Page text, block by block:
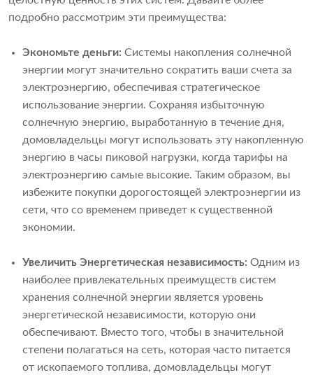
подробно рассмотрим эти преимущества:
Экономьте деньги: Системы накопления солнечной
энергии могут значительно сократить ваши счета за
электроэнергию, обеспечивая стратегическое
использование энергии. Сохраняя избыточную
солнечную энергию, выработанную в течение дня,
домовладельцы могут использовать эту накопленную
энергию в часы пиковой нагрузки, когда тарифы на
электроэнергию самые высокие. Таким образом, вы
избежите покупки дорогостоящей электроэнергии из
сети, что со временем приведет к существенной
экономии.
Увеличить Энергетическая независимость: Одним из
наиболее привлекательных преимуществ систем
хранения солнечной энергии является уровень
энергетической независимости, которую они
обеспечивают. Вместо того, чтобы в значительной
степени полагаться на сеть, которая часто питается
от ископаемого топлива, домовладельцы могут